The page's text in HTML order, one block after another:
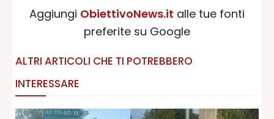
Aggiungi ObiettivoNews.it alle tue fonti
preferite su Google
ALTRI ARTICOLI CHE TI POTREBBERO
INTERESSARE